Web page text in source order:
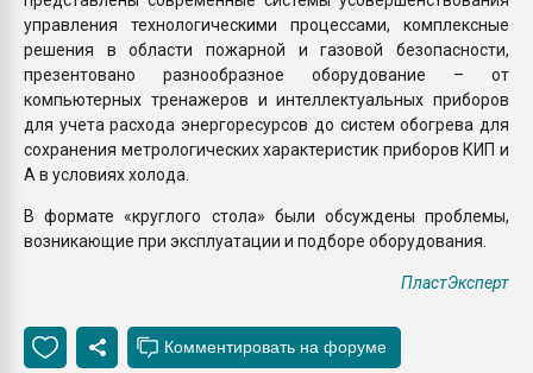
управления технологическими процессами, комплексные
решения в области пожарной и газовой безопасности,
презентовано разнообразное оборудование – от
компьютерных тренажеров и интеллектуальных приборов
для учета расхода энергоресурсов до систем обогрева для
сохранения метрологических характеристик приборов КИП и
А в условиях холода.
В формате «круглого стола» были обсуждены проблемы,
возникающие при эксплуатации и подборе оборудования.
ПластЭксперт